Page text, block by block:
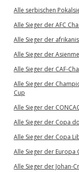
Alle serbischen
Alle Sieger der AFC
Alle Sieger der
Alle Sieger der
Alle Sieger der CAF-
Alle Sieger der
Cup
Alle Sieger der
Alle Sieger der Copa
Alle Sieger der Copa
Alle Sieger der Europa
Alle Sieger der Johan-